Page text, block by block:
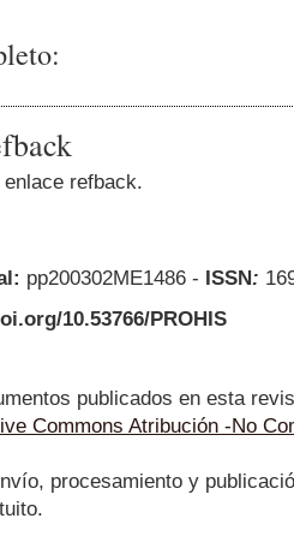
refback.
pp200302ME1486 - ISSN:
10.53766/PROHIS
publicados en esta
Commons Atribución -No
procesamiento y